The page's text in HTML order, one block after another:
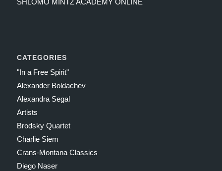
SHLOMO MINTZ ACADEMY ONLINE
CATEGORIES
"In a Free Spirit"
Alexander Boldachev
Alexandra Segal
Artists
Brodsky Quartet
Charlie Siem
Crans-Montana Classics
Diego Naser